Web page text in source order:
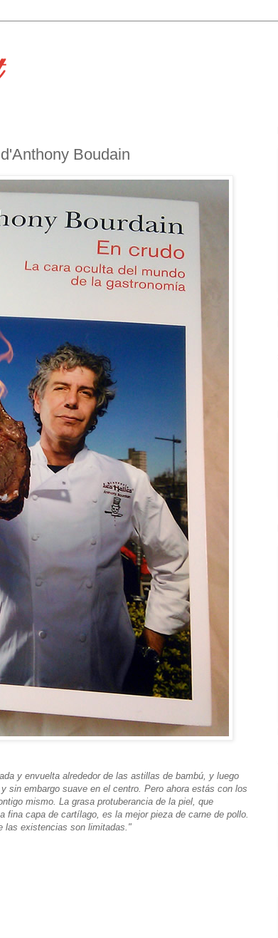
Boudain
y envuelta alrededor de las astillas de bambú, y luego
sin embargo suave en el centro. Pero ahora estás con los
mismo. La grasa protuberancia de la piel, que
capa de cartílago, es la mejor pieza de carne de pollo.
las existencias son limitadas."